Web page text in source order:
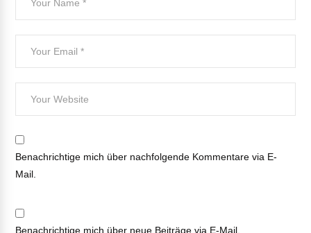
Benachrichtige mich über nachfolgende Kommentare via E-
Mail.
Benachrichtige mich über neue Beiträge via E-Mail.